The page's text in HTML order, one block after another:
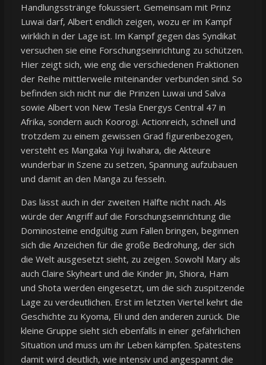
Handlungsstränge fokussiert. Gemeinsam mit Prinz
Luwai darf, Albert endlich zeigen, wozu er im Kampf
wirklich in der Lage ist. Im Kampf gegen das Syndikat
versuchen sie eine Forschungseinrichtung zu schützen.
Hier zeigt sich, wie eng die verschiedenen Fraktionen
der Reihe mittlerweile miteinander verbunden sind. So
befinden sich nicht nur die Prinzen Luwai und Salva
sowie Albert von New Tesla Energys Central 47 in
Afrika, sondern auch Koorogi. Actionreich, schnell und
trotzdem zu einem gewissen Grad figurenbezogen,
versteht es Mangaka Yuji Iwahara, die Akteure
wunderbar in Szene zu setzen, Spannung aufzubauen
und damit an den Manga zu fesseln.
Das lässt auch in der zweiten Hälfte nicht nach. Als
würde der Angriff auf die Forschungseinrichtung die
Dominosteine endgültig zum Fallen bringen, beginnen
sich die Anzeichen für die große Bedrohung, der sich
die Welt ausgesetzt sieht, zu zeigen. Sowohl Mary als
auch Claire Skyheart und die Kinder Jin, Shiora, Ham
und Shota werden eingesetzt, um die sich zuspitzende
Lage zu verdeutlichen. Erst im letzten Viertel kehrt die
Geschichte zu Kyoma, Eli und den anderen zurück. Die
kleine Gruppe sieht sich ebenfalls in einer gefährlichen
Situation und muss um ihr Leben kämpfen. Spätestens
damit wird deutlich, wie intensiv und angespannt die